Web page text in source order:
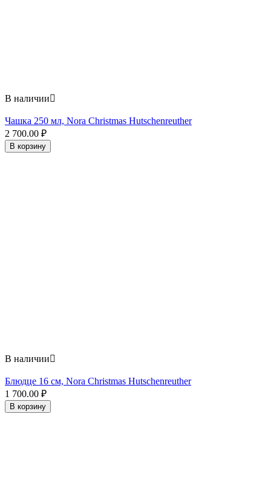
В наличии
Чашка 250 мл, Nora Christmas Hutschenreuther
2 700.00 ₽
В корзину
В наличии
Блюдце 16 см, Nora Christmas Hutschenreuther
1 700.00 ₽
В корзину